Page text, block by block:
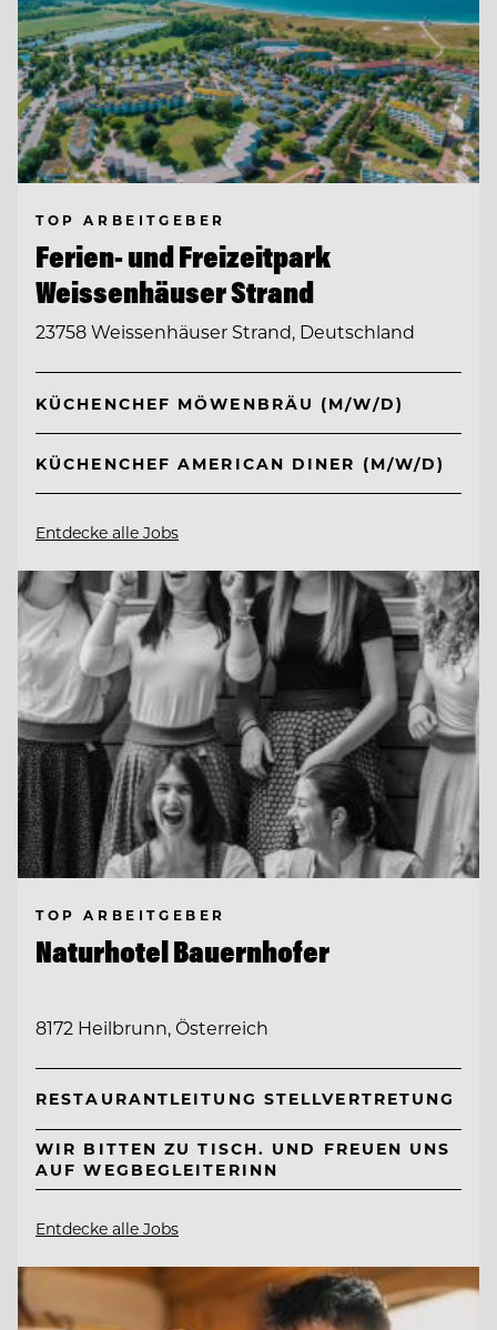
TOP ARBEITGEBER
Ferien- und Freizeitpark
Weissenhäuser Strand
23758 Weissenhäuser Strand, Deutschland
KÜCHENCHEF MÖWENBRÄU (M/W/D)
KÜCHENCHEF AMERICAN DINER (M/W/D)
Entdecke alle Jobs
TOP ARBEITGEBER
Naturhotel Bauernhofer
8172 Heilbrunn, Österreich
RESTAURANTLEITUNG STELLVERTRETUNG
WIR BITTEN ZU TISCH. UND FREUEN UNS
AUF WEGBEGLEITERINN
Entdecke alle Jobs